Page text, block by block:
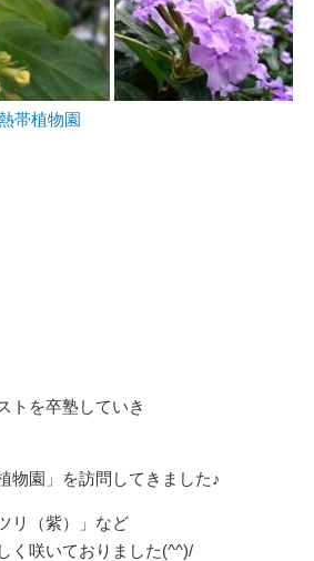
トを卒塾していき
物園」を訪問してきました♪
リ（紫）」など
く咲いておりました(^^)/